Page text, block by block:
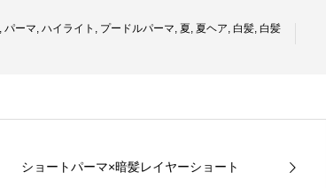
パーマ ハイライト プードルパーマ 夏 夏ヘア 白髪 白髪
ショートパーマ×暗髪レイヤーショート